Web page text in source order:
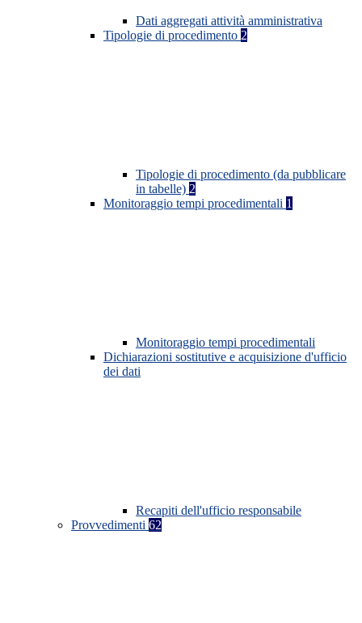
Dati aggregati attività amministrativa
Tipologie di procedimento 2
Tipologie di procedimento (da pubblicare
in tabelle) 2
Monitoraggio tempi procedimentali 1
Monitoraggio tempi procedimentali
Dichiarazioni sostitutive e acquisizione d'ufficio
dei dati
Recapiti dell'ufficio responsabile
Provvedimenti 62